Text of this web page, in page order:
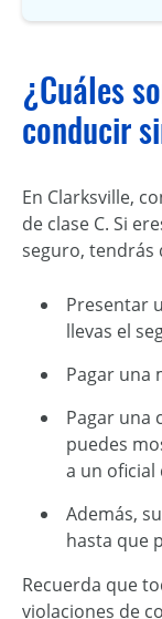
¿Cuáles
conducir
En Clarksville,
de clase C. Si
seguro, tendrás
Presentar
llevas el
Pagar una
Pagar una
puedes
a un oficial
Además,
hasta que
Recuerda que
violaciones de